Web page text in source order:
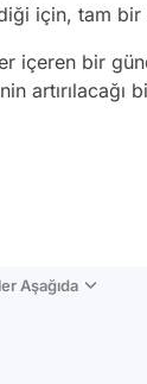
için, tam
içeren bir
artırılacağı
Aşağıda